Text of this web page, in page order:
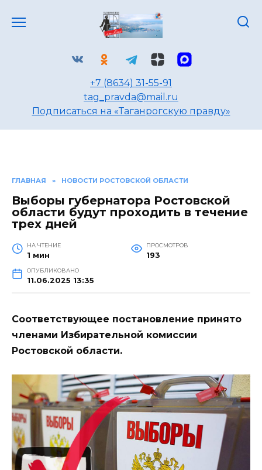
+7 (8634) 31-55-91
tag_pravda@mail.ru
Подписаться на «Таганрогскую правду»
ГЛАВНАЯ » НОВОСТИ РОСТОВСКОЙ ОБЛАСТИ
Выборы губернатора Ростовской
области будут проходить в течение
трех дней
НА ЧТЕНИЕ
1 мин
ПРОСМОТРОВ
193
ОПУБЛИКОВАНО
11.06.2025 13:35
Соответствующее постановление принято
членами Избирательной комиссии
Ростовской области.